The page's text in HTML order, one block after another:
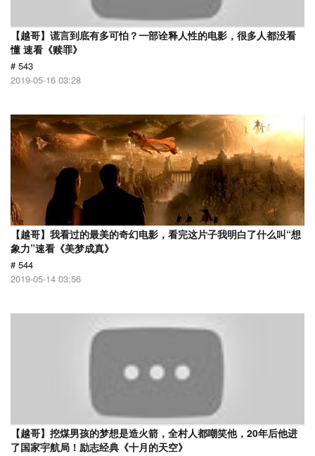
【越哥】谎言到底有多可怕？一部诠释人性的电影，很多人都没看
懂 速看《赎罪》
# 543
2019-05-16 03:28
【越哥】我看过的最美的奇幻电影，看完这片子我明白了什么叫“想
象力”速看《美梦成真》
# 544
2019-05-14 03:56
【越哥】挖煤男孩的梦想是造火箭，全村人都嘲笑他，20年后他进
了国家宇航局！励志经典《十月的天空》